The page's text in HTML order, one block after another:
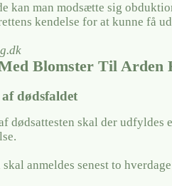
kan man modsætte sig
kendelse for at kunne få
Blomster Til Arden
dødsfaldet
dødsattesten skal der udfyldes
anmeldes senest to